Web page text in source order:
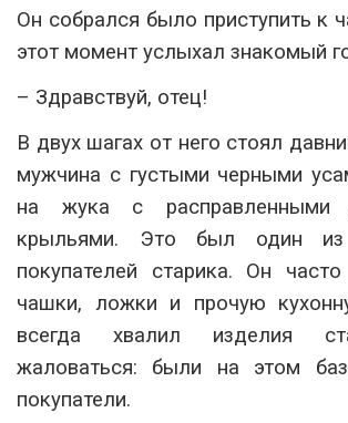
Он собрался было приступить к
этот момент услыхал знакомый
– Здравствуй, отец!
В двух шагах от него стоял
мужчина с густыми черными
на жука с расправленными
крыльями. Это был один из
покупателей старика. Он
чашки, ложки и прочую
всегда хвалил изделия
жаловаться: были на этом
покупатели.